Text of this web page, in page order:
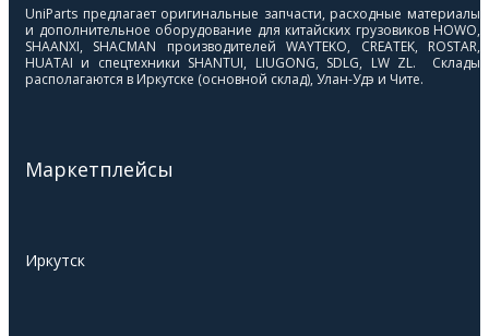
UniParts предлагает оригинальные запчасти, расходные материалы
и дополнительное оборудование для китайских грузовиков HOWO,
SHAANXI, SHACMAN производителей WAYTEKO, CREATEK, ROSTAR,
HUATAI и спецтехники SHANTUI, LIUGONG, SDLG, LW ZL. Склады
располагаются в Иркутске (основной склад), Улан-Удэ и Чите.
Маркетплейсы
Иркутск